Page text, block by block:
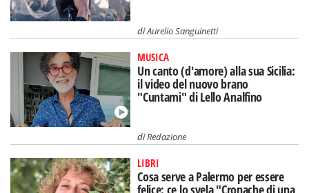
diAurelio Sanguinetti
MUSICA
Un canto (d'amore) alla sua Sicilia:
il video del nuovo brano
"Cuntami" di Lello Analfino
diRedazione
LIBRI
Cosa serve a Palermo per essere
felice: ce lo svela "Cronache di una